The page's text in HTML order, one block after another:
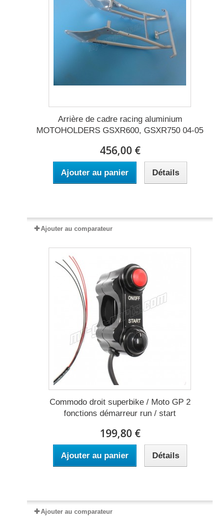
Arrière de cadre racing aluminium
MOTOHOLDERS GSXR600, GSXR750 04-05
456,00 €
Ajouter au panier Détails
Ajouter au comparateur
Commodo droit superbike / Moto GP 2
fonctions démarreur run / start
199,80 €
Ajouter au panier Détails
Ajouter au comparateur